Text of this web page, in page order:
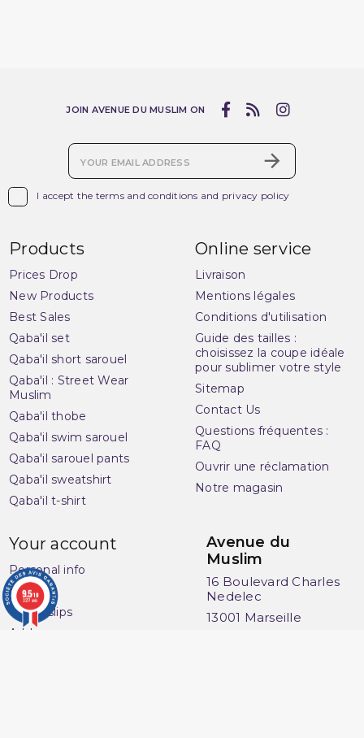
I accept the terms and conditions and privacy policy
JOIN AVENUE DU MUSLIM ON
Products
Prices Drop
New Products
Best Sales
Qaba'il set
Qaba'il short sarouel
Qaba'il : Street Wear
Muslim
Qaba'il thobe
Qaba'il swim sarouel
Qaba'il sarouel pants
Qaba'il sweatshirt
Qaba'il t-shirt
Online service
Livraison
Mentions légales
Conditions d'utilisation
Guide des tailles :
choisissez la coupe idéale
pour sublimer votre style
Sitemap
Contact Us
Questions fréquentes :
FAQ
Ouvrir une réclamation
Notre magasin
Your account
Personal info
Orders
Credit slips
Addresses
Avenue du
Muslim
16 Boulevard Charles
Nedelec
13001 Marseille
9.5/10
3277 avis